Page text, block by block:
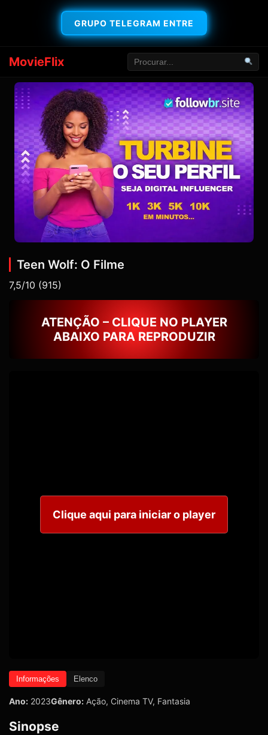
GRUPO TELEGRAM ENTRE
MovieFlix
Teen Wolf: O Filme
7,5/10 (915)
ATENÇÃO – CLIQUE NO PLAYER
ABAIXO PARA REPRODUZIR
Clique aqui para iniciar o player
Informações Elenco
Ano: 2023Gênero: Ação, Cinema TV, Fantasia
Sinopse